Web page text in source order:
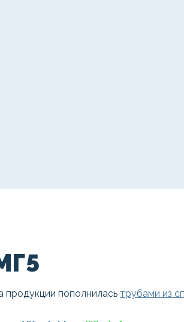
продукции пополнилась трубами из